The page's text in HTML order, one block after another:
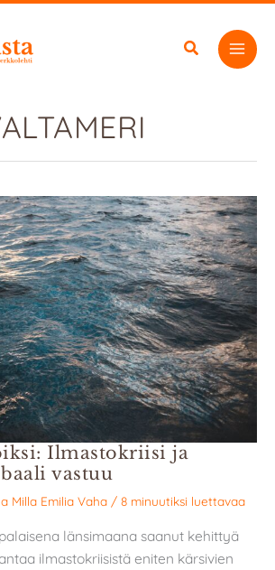
Ilmastokriisi ja
vastuu
Milla Emilia Vaha / 8 minuutiksi luettavaa
länsimaana saanut kehittyä
ilmastokriisistä eniten kärsivien